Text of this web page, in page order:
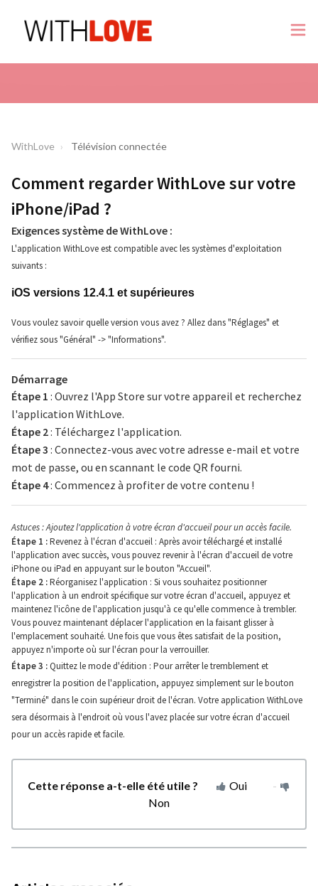
WithLove Télévision connectée
Comment regarder WithLove sur votre
iPhone/iPad ?
Exigences système de WithLove :
L'application WithLove est compatible avec les systèmes d'exploitation
suivants :
iOS versions 12.4.1 et supérieures
Vous voulez savoir quelle version vous avez ? Allez dans "Réglages" et
vérifiez sous "Général" -> "Informations".
Démarrage
Étape 1 : Ouvrez l'App Store sur votre appareil et recherchez
l'application WithLove.
Étape 2: Téléchargez l'application.
Étape 3 : Connectez-vous avec votre adresse e-mail et votre
mot de passe, ou en scannant le code QR fourni.
Étape 4: Commencez à profiter de votre contenu !
Astuces : Ajoutez l'application à votre écran d'accueil pour un accès facile.
Étape 1 :Revenez à l'écran d'accueil : Après avoir téléchargé et installé
l'application avec succès, vous pouvez revenir à l'écran d'accueil de votre
iPhone ou iPad en appuyant sur le bouton "Accueil".
Étape 2 :Réorganisez l'application : Si vous souhaitez positionner
l'application à un endroit spécifique sur votre écran d'accueil, appuyez et
maintenez l'icône de l'application jusqu'à ce qu'elle commence à trembler.
Vous pouvez maintenant déplacer l'application en la faisant glisser à
l'emplacement souhaité. Une fois que vous êtes satisfait de la position,
appuyez n'importe où sur l'écran pour la verrouiller.
Étape 3 :Quittez le mode d'édition : Pour arrêter le tremblement et
enregistrer la position de l'application, appuyez simplement sur le bouton
"Terminé" dans le coin supérieur droit de l'écran. Votre application WithLove
sera désormais à l'endroit où vous l'avez placée sur votre écran d'accueil
pour un accès rapide et facile.
Cette réponse a-t-elle été utile ?
Oui
Non